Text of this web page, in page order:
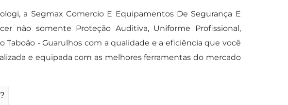
a Segmax Comercio E Equipamentos De Segurança E
não somente Proteção Auditiva, Uniforme Profissional,
- Guarulhos com a qualidade e a eficiência que você
e equipada com as melhores ferramentas do mercado